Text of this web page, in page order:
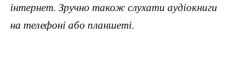
інтернет. Зручно також слухати аудіокниги
на телефоні або планшеті.